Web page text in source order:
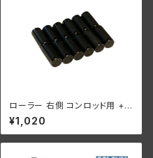
ローラー 右側 コンロッド用 +0
006 オーバーサイズ 12個入り
ハーレーダビッドソン 1929-73
年 DL RL WL G エンジン
¥1,020